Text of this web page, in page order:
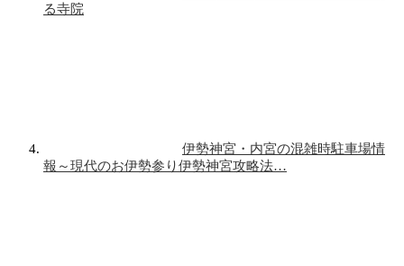
る寺院
伊勢神宮・内宮の混雑時駐車場情
報～現代のお伊勢参り伊勢神宮攻略法…